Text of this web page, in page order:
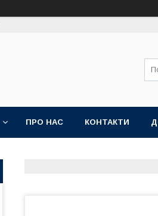
ПРО НАС КОНТАКТИ